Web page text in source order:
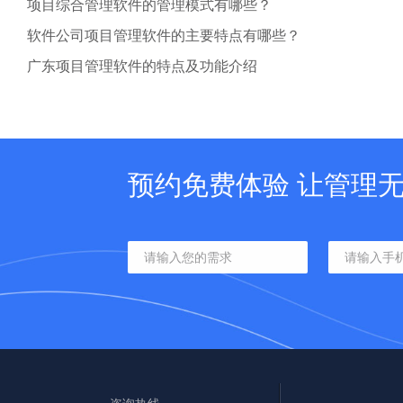
项目综合管理软件的管理模式有哪些？
软件公司项目管理软件的主要特点有哪些？
广东项目管理软件的特点及功能介绍
预约免费体验 让管理